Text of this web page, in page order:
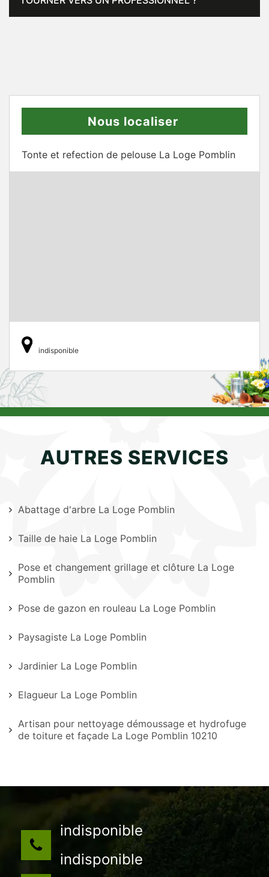
Nous localiser
Tonte et refection de pelouse La Loge Pomblin
indisponible
AUTRES SERVICES
Abattage d'arbre La Loge Pomblin
Taille de haie La Loge Pomblin
Pose et changement grillage et clôture La Loge
Pomblin
Pose de gazon en rouleau La Loge Pomblin
Paysagiste La Loge Pomblin
Jardinier La Loge Pomblin
Elagueur La Loge Pomblin
Artisan pour nettoyage démoussage et hydrofuge
de toiture et façade La Loge Pomblin 10210
indisponible
indisponible